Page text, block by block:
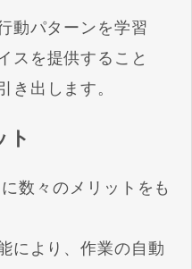
動パターンを学習
スを提供すること
き出します。
ト
数々のメリットをも
により、作業の自動